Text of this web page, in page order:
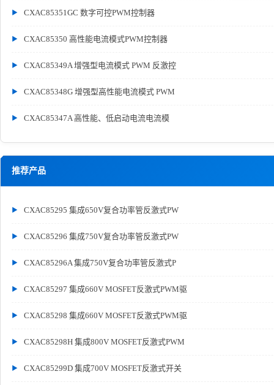
CXAC85351GC 数字可控PWM控制器
CXAC85350 高性能电流模式PWM控制器
CXAC85349A 增强型电流模式 PWM 反激控
CXAC85348G 增强型高性能电流模式 PWM
CXAC85347A 高性能、低启动电流电流模
推荐产品
CXAC85295 集成650V复合功率管反激式PW
CXAC85296 集成750V复合功率管反激式PW
CXAC85296A 集成750V复合功率管反激式P
CXAC85297 集成660V MOSFET反激式PWM驱
CXAC85298 集成660V MOSFET反激式PWM驱
CXAC85298H 集成800V MOSFET反激式PWM
CXAC85299D 集成700V MOSFET反激式开关